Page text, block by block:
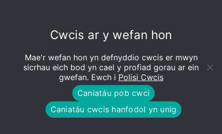
Open
toolbar
Cwcis ar y wefan hon
Mae'r wefan hon yn defnyddio cwcis er mwyn
sicrhau eich bod yn cael y profiad gorau ar ein
gwefan. Ewch i Polisi Cwcis
Caniatáu pob cwci
Caniatáu cwcis hanfodol yn unig